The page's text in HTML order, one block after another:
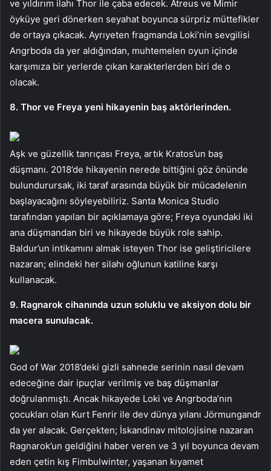
ve yıldırım ilahı Thor ile çaba edecek. Atreus ve Mimir
öyküye geri dönerken seyahat boyunca sürpriz müttefikler
de ortaya çıkacak. Ayrıyeten fragmanda Loki’nin sevgilisi
Angrboda da yer aldığından, muhtemelen oyun içinde
karşımıza bir yerlerde çıkan karakterlerden biri de o
olacak.
8. Thor ve Freya yeni hikayenin baş aktörlerinden.
Aşk ve güzellik tanrıçası Freya, artık Kratos’un baş
düşmanı. 2018’de hikayenin nerede bittiğini göz önünde
bulundurursak, iki taraf arasında büyük bir mücadelenin
başlayacağını söyleyebiliriz. Santa Monica Studio
tarafından yapılan bir açıklamaya göre; Freya oyundaki iki
ana düşmandan biri ve hikayede büyük role sahip.
Baldur’un intikamını almak isteyen Thor ise geliştiricilere
nazaran; elindeki her silahı oğlunun katiline karşı
kullanacak.
9. Ragnarok cihanında uzun soluklu ve aksiyon dolu bir
macera sunulacak.
God of War 2018’deki gizli sahnede serinin nasıl devam
edeceğine dair ipuçlar verilmiş ve baş düşmanlar
doğrulanmıştı. Ancak hikayede Loki ve Angrboda’nın
çocukları olan Kurt Fenrir ile dev dünya yılanı Jörmungandr
da yer alacak. Gerçekten; İskandinav mitolojisine nazaran
Ragnarok’un geldiğini haber veren ve 3 yıl boyunca devam
eden çetin kış Fimbulwinter, yaşanan kıyamet